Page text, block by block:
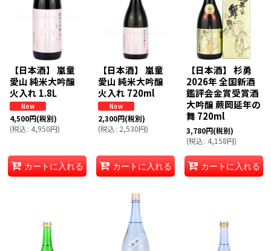
【日本酒】 嵐童
愛山 純米大吟醸
火入れ 1.8L
4,500円(税別)
(税込: 4,950円)
カートに入れる
【日本酒】 嵐童
愛山 純米大吟醸
火入れ 720ml
2,300円(税別)
(税込: 2,530円)
カートに入れる
【日本酒】 杉勇
2026年 全国新酒
鑑評会金賞受賞酒
大吟醸 蕨岡延年の
舞 720ml
3,780円(税別)
(税込: 4,158円)
カートに入れる